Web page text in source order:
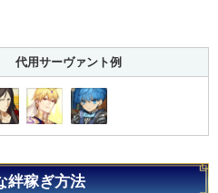
代用サーヴァント例
絆稼ぎ方法